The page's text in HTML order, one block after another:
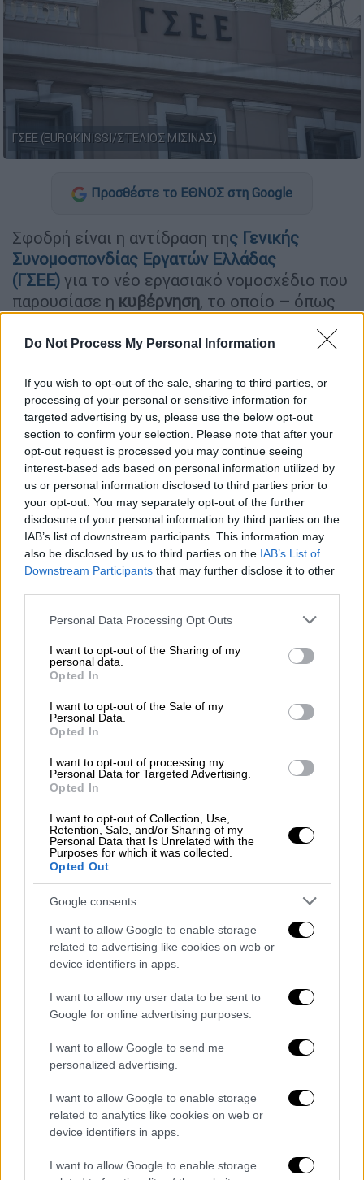
Do Not Process My Personal Information
If you wish to opt-out of the sale, sharing to third parties, or
processing of your personal or sensitive information for
targeted advertising by us, please use the below opt-out
section to confirm your selection. Please note that after your
opt-out request is processed you may continue seeing
interest-based ads based on personal information utilized by
us or personal information disclosed to third parties prior to
your opt-out. You may separately opt-out of the further
disclosure of your personal information by third parties on the
IAB’s list of downstream participants. This information may
also be disclosed by us to third parties on the IAB’s List of
Downstream Participants that may further disclose it to other
Please note that this website/app uses one or more Google
not limited to your visit or usage behaviour. You may click to
grant or deny consent to Google and its third-party tags to
use your data for below specified purposes in below Google
consent section.
Personal Data Processing Opt Outs
I want to opt-out of the Sharing of my
personal data.
Opted In
I want to opt-out of the Sale of my
Personal Data.
Opted In
I want to opt-out of processing my
Personal Data for Targeted Advertising.
Opted In
I want to opt-out of Collection, Use,
Retention, Sale, and/or Sharing of my
Personal Data that Is Unrelated with the
Purposes for which it was collected.
Opted Out
Google consents
I want to allow Google to enable storage
related to advertising like cookies on web or
device identifiers in apps.
I want to allow my user data to be sent to
Google for online advertising purposes.
I want to allow Google to send me
personalized advertising.
I want to allow Google to enable storage
related to analytics like cookies on web or
device identifiers in apps.
I want to allow Google to enable storage
ΓΣΕΕ (EUROKINISSI/ΣΤΕΛΙΟΣ ΜΙΣΙΝΑΣ)
Προσθέστε το ΕΘΝΟΣ στη Google
Σφοδρή είναι η αντίδραση της Γενικής
Συνομοσπονδίας Εργατών Ελλάδας
(ΓΣΕΕ) για το νέο εργασιακό νομοσχέδιο που
παρουσίασε η κυβέρνηση, το οποίο – όπως
τις εργοδοτικές απαιτήσεις, εις βάρος των
Όπωςτονίζει η ΓΣΕΕσε ανακοίνωσή της
σχέδιο νόμου διαφημίζεται ως ρύθμιση «για
την προστασία των εργαζόμενων», αλλά στην
πραγματικότητα συνιστά «την πιο κυνική
παρέμβαση υπέρ πολύ συγκεκριμένων
εργοδοτικών συμφερόντων».
ΔΙΑΒΑΣΤΕ ΕΠΙΣΗΣ
οικισμούς κάτω των 2.000 κατοίκων:
Τι ισχύει – Οι εξαιρέσεις
Ανησυχία για τις ΣΣΕ
Η ΓΣΕΕεκφράζει την έντονη ανησυχία της
για τη «συστηματική απορρύθμιση του
με το νέο νομοσχέδιο η διευθέτηση του
χρόνου εργασίας και της άδειας αφήνεται
πλέον στηνατομική διαπραγμάτευση
πλαίσιο
ετεροβαρούς σχέσης εργοδότη-
εργαζόμενου
«Η διάρκεια του χρόνου εργασίας, του
χρόνου ανάπαυσης και της άδειας για
αναψυχή δεν μπορεί να ρυθμίζονται με
κρατική παρέμβαση, αλλά μόνο με
κοινωνικό
αναφέρει η Συνομοσπονδία.
«Να αποσυρθεί»
Η ΓΣΕΕ ζητά από την κυβέρνηση και το
άμεση απόσυρση
του νομοσχεδίουκαι την επιτάχυνση των